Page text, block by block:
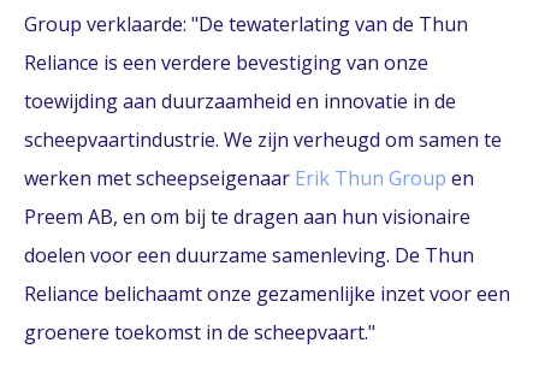
Group verklaarde: "De tewaterlating van de Thun
Reliance is een verdere bevestiging van onze
toewijding aan duurzaamheid en innovatie in de
scheepvaartindustrie. We zijn verheugd om samen te
werken met scheepseigenaar Erik Thun Group en
Preem AB, en om bij te dragen aan hun visionaire
doelen voor een duurzame samenleving. De Thun
Reliance belichaamt onze gezamenlijke inzet voor een
groenere toekomst in de scheepvaart."